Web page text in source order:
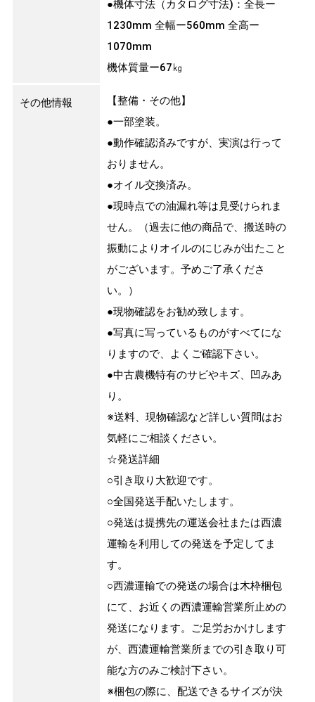
●機体寸法（カタログ寸法)：全長ー
1230mm 全幅ー560mm 全高ー
1070mm
機体質量ー67㎏
その他情報
【整備・その他】
●一部塗装。
●動作確認済みですが、実演は行って
おりません。
●オイル交換済み。
●現時点での油漏れ等は見受けられま
せん。（過去に他の商品で、搬送時の
振動によりオイルのにじみが出たこと
がございます。予めご了承くださ
い。）
●現物確認をお勧め致します。
●写真に写っているものがすべてにな
りますので、よくご確認下さい。
●中古農機特有のサビやキズ、凹みあ
り。
※送料、現物確認など詳しい質問はお
気軽にご相談ください。
☆発送詳細
○引き取り大歓迎です。
○全国発送手配いたします。
○発送は提携先の運送会社または西濃
運輸を利用しての発送を予定してま
す。
○西濃運輸での発送の場合は木枠梱包
にて、お近くの西濃運輸営業所止めの
発送になります。ご足労おかけします
が、西濃運輸営業所までの引き取り可
能な方のみご検討下さい。
※梱包の際に、配送できるサイズが決